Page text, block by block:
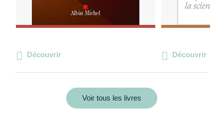
Découvrir Découvrir
Voir tous les livres